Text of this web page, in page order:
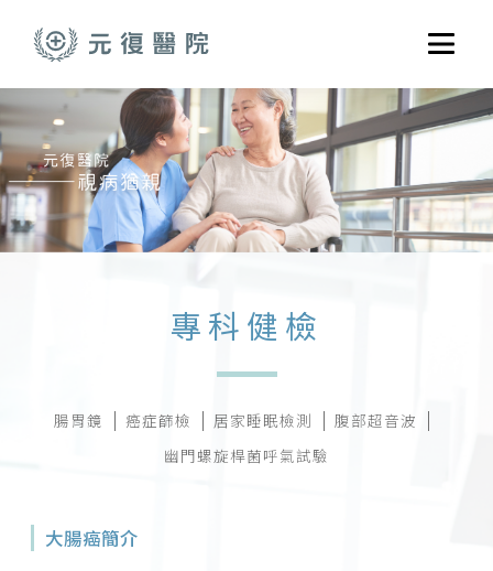
選單
關於元復
就醫指南
醫學門診
醫療養護服務
專科健檢
腸胃鏡 癌症篩檢 居家睡眠檢測
腹部超音波
幽門螺旋桿菌呼氣試驗
大腸癌簡介